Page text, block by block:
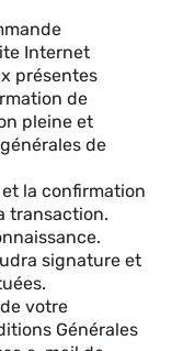
Internet
présentes
de
pleine et
de
la confirmation
transaction.
signature et
votre
Générales